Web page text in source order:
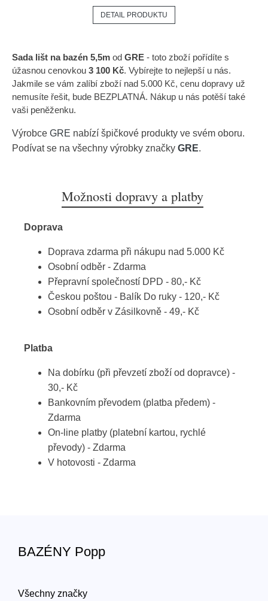
DETAIL PRODUKTU
Sada lišt na bazén 5,5m od GRE - toto zboží pořídíte s
úžasnou cenovkou 3 100 Kč. Vybírejte to nejlepší u nás.
Jakmile se vám zalíbí zboží nad 5.000 Kč, cenu dopravy už
nemusíte řešit, bude BEZPLATNÁ. Nákup u nás potěší také
vaši peněženku.
Výrobce GRE nabízí špičkové produkty ve svém oboru.
Podívat se na všechny výrobky značky GRE.
Možnosti dopravy a platby
Doprava
Doprava zdarma při nákupu nad 5.000 Kč
Osobní odběr - Zdarma
Přepravní společností DPD - 80,- Kč
Českou poštou - Balík Do ruky - 120,- Kč
Osobní odběr v Zásilkovně - 49,- Kč
Platba
Na dobírku (při převzetí zboží od dopravce) -
30,- Kč
Bankovním převodem (platba předem) -
Zdarma
On-line platby (platební kartou, rychlé
převody) - Zdarma
V hotovosti - Zdarma
BAZÉNY Popp
Všechny značky